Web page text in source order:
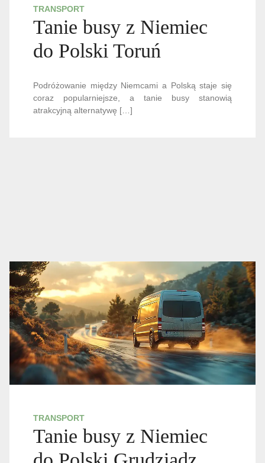
TRANSPORT
Tanie busy z Niemiec
do Polski Toruń
Podróżowanie między Niemcami a Polską staje się
coraz popularniejsze, a tanie busy stanowią
atrakcyjną alternatywę […]
TRANSPORT
Tanie busy z Niemiec